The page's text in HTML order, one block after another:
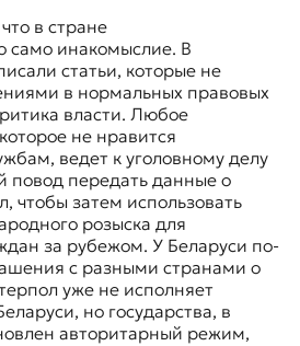
в стране
само инакомыслие. В
статьи, которые не
в нормальных правовых
власти. Любое
не нравится
ведет к уголовному делу
повод передать данные о
чтобы затем использовать
розыска для
за рубежом. У Беларуси по-
с разными странами о
уже не исполняет
но государства, в
авторитарный режим,